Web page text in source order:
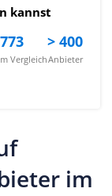
kannst
Vergleich
> 400
Anbieter
im